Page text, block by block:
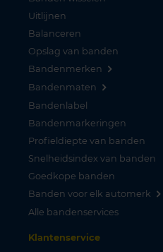
Uitlijnen
Balanceren
Opslag van banden
Bandenmerken
Bandenmaten
Bandenlabel
Bandenmarkeringen
Profieldiepte van banden
Snelheidsindex van banden
Goedkope banden
Banden voor elk automerk
Alle bandenservices
Klantenservice